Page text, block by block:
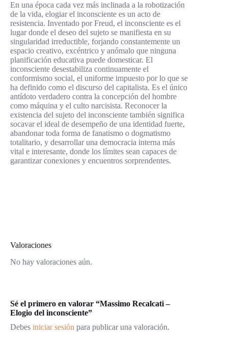
En una época cada vez más inclinada a la robotización
de la vida, elogiar el inconsciente es un acto de
resistencia. Inventado por Freud, el inconsciente es el
lugar donde el deseo del sujeto se manifiesta en su
singularidad irreductible, forjando constantemente un
espacio creativo, excéntrico y anómalo que ninguna
planificación educativa puede domesticar. El
inconsciente desestabiliza continuamente el
conformismo social, el uniforme impuesto por lo que se
ha definido como el discurso del capitalista. Es el único
antídoto verdadero contra la concepción del hombre
como máquina y el culto narcisista. Reconocer la
existencia del sujeto del inconsciente también significa
socavar el ideal de desempeño de una identidad fuerte,
abandonar toda forma de fanatismo o dogmatismo
totalitario, y desarrollar una democracia interna más
vital e interesante, donde los límites sean capaces de
garantizar conexiones y encuentros sorprendentes.
Valoraciones
No hay valoraciones aún.
Sé el primero en valorar “Massimo Recalcati –
Elogio del inconsciente”
Debes iniciar sesión para publicar una valoración.